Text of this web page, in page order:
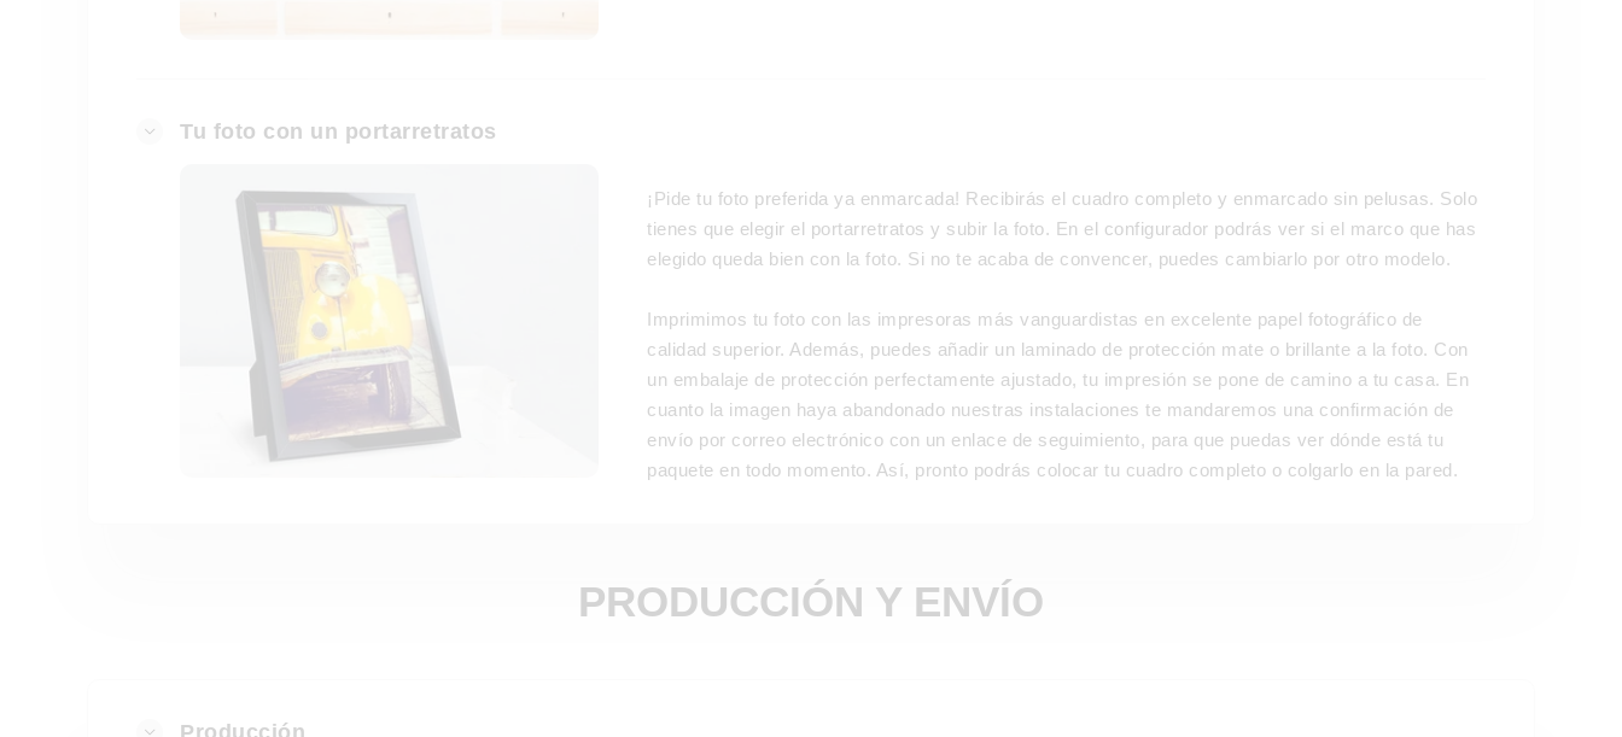
Tu foto con un portarretratos
¡Pide tu foto preferida ya enmarcada! Recibirás el cuadro completo y enmarcado sin pelusas. Solo
tienes que elegir el portarretratos y subir la foto. En el configurador podrás ver si el marco que has
elegido queda bien con la foto. Si no te acaba de convencer, puedes cambiarlo por otro modelo.
Imprimimos tu foto con las impresoras más vanguardistas en excelente papel fotográfico de
calidad superior. Además, puedes añadir un laminado de protección mate o brillante a la foto. Con
un embalaje de protección perfectamente ajustado, tu impresión se pone de camino a tu casa. En
cuanto la imagen haya abandonado nuestras instalaciones te mandaremos una confirmación de
envío por correo electrónico con un enlace de seguimiento, para que puedas ver dónde está tu
paquete en todo momento. Así, pronto podrás colocar tu cuadro completo o colgarlo en la pared.
PRODUCCIÓN Y ENVÍO